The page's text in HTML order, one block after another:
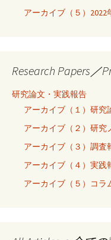
アーカイブ（５）2022
Research Papers／
研究論文・実践報告
アーカイブ（１）研究
アーカイブ（２）研究
アーカイブ（３）調査
アーカイブ（４）実践
アーカイブ（５）コラ